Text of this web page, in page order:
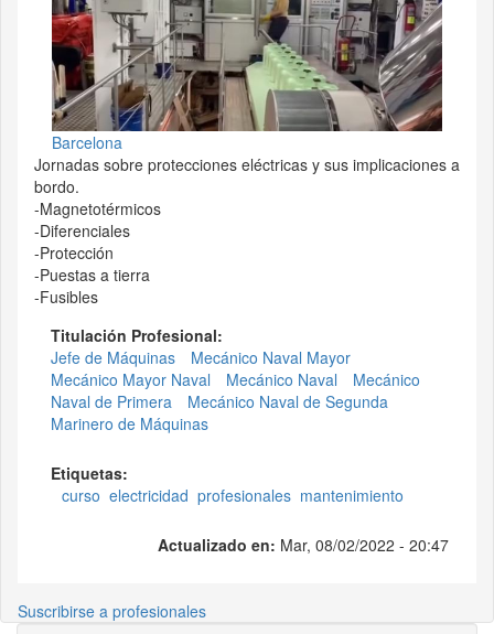
Barcelona
Jornadas sobre protecciones eléctricas y sus implicaciones a
bordo.
-Magnetotérmicos
-Diferenciales
-Protección
-Puestas a tierra
-Fusibles
Titulación Profesional:
Jefe de Máquinas
Mecánico Naval Mayor
Mecánico Mayor Naval
Mecánico Naval
Mecánico
Naval de Primera
Mecánico Naval de Segunda
Marinero de Máquinas
Etiquetas:
curso electricidad profesionales mantenimiento
Actualizado en: Mar, 08/02/2022 - 20:47
Suscribirse a profesionales